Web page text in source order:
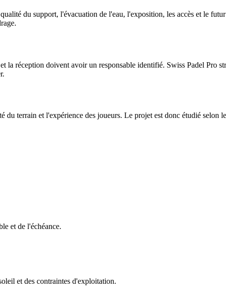
du support, l'évacuation de l'eau, l'exposition, les accès et le
réception doivent avoir un responsable identifié. Swiss Padel Pro
terrain et l'expérience des joueurs. Le projet est donc étudié selon
et de l'échéance.
et des contraintes d'exploitation.